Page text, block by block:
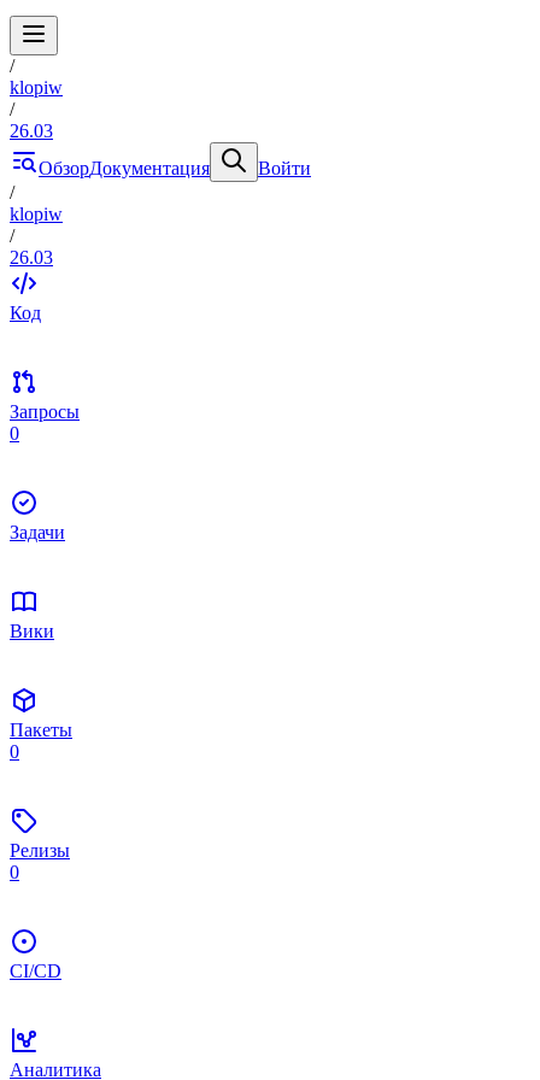
/
klopiw
/
26.03
ОбзорДокументация
Войти
/
klopiw
/
26.03
Код
Запросы
0
Задачи
Вики
Пакеты
0
Релизы
0
CI/CD
Аналитика